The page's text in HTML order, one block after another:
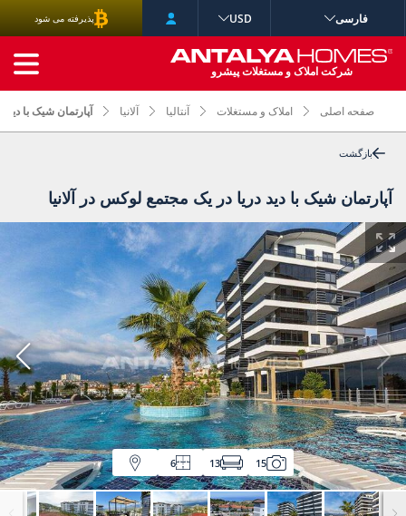
صفحه اصلی املاک و مستغلات آنتالیا آلانیا آپارتمان شیک با دید
بازگشت
آپارتمان شیک با دید دریا در یک مجتمع لوکس در آلانیا
15
13
6
فارسی USD پذیرفته می شود
شرکت املاک و مستغلات پیشرو
جستجوی پیشرفته